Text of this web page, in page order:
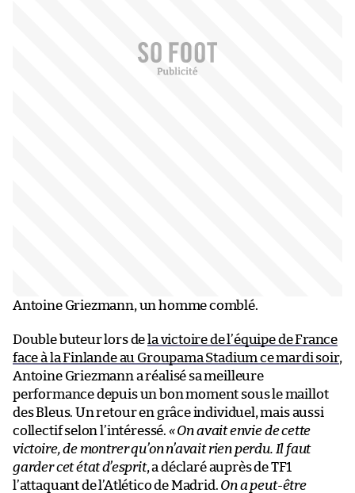
Antoine Griezmann, un homme comblé.
Double buteur lors de la victoire de l’équipe de France
face à la Finlande au Groupama Stadium ce mardi soir,
Antoine Griezmann a réalisé sa meilleure
performance depuis un bon moment sous le maillot
des Bleus. Un retour en grâce individuel, mais aussi
collectif selon l’intéressé. « On avait envie de cette
victoire, de montrer qu’on n’avait rien perdu. Il faut
garder cet état d’esprit, a déclaré auprès de TF1
l’attaquant de l’Atlético de Madrid. On a peut-être